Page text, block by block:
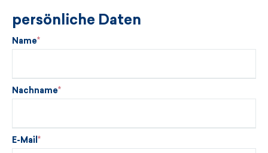
persönliche Daten
Name
Nachname
E-Mail